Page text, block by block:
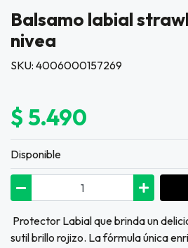
Balsamo labial
nivea
SKU: 4006000157269
$ 5.490
Disponible
Protector Labial que brinda un
sutil brillo rojizo. La fórmula única